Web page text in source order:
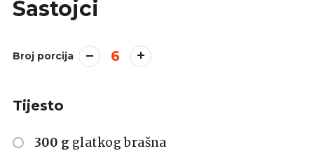
Sastojci
Broj porcija 6
Tijesto
300 g glatkog brašna